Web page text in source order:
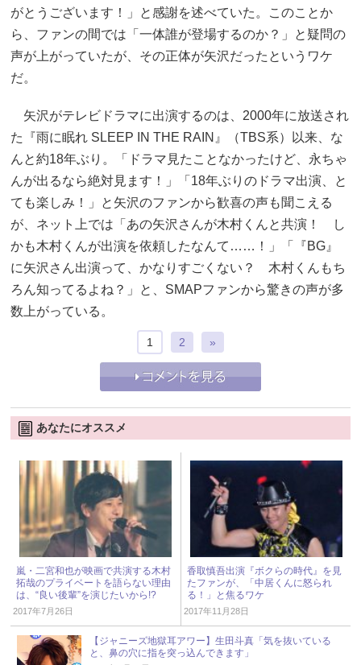
がとうございます！」と感謝を述べていた。このことか
ら、ファンの間では「一体誰が登場するのか？」と疑問の
声が上がっていたが、その正体が矢沢だったというワケ
だ。
矢沢がテレビドラマに出演するのは、2000年に放送され
た『雨に眠れ SLEEP IN THE RAIN』（TBS系）以来、な
んと約18年ぶり。「ドラマ見たことなかったけど、永ちゃ
んが出るなら絶対見ます！」「18年ぶりのドラマ出演、と
ても楽しみ！」と矢沢のファンから歓喜の声も聞こえる
が、ネット上では「あの矢沢さんが木村くんと共演！ し
かも木村くんが出演を依頼したなんて……！」「『BG』
に矢沢さん出演って、かなりすごくない？ 木村くんもち
ろん知ってるよね？」と、SMAPファンから驚きの声が多
数上がっている。
1 2 »
あなたにオススメ
嵐・二宮和也が映画で共演する木村
拓哉のプライベートを語らない理由
は、“良い後輩”を演じたいから!?
2017年7月26日
香取慎吾出演『ボクらの時代』を見
たファンが、「中居くんに怒られ
る！」と焦るワケ
2017年11月28日
【ジャニーズ地獄耳アワー】生田斗真「気を抜いている
と、鼻の穴に指を突っ込んできます」